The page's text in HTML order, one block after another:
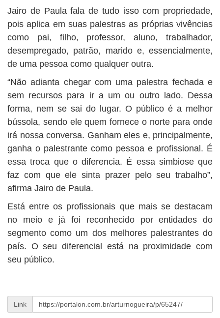
Jairo de Paula fala de tudo isso com propriedade,
pois aplica em suas palestras as próprias vivências
como pai, filho, professor, aluno, trabalhador,
desempregado, patrão, marido e, essencialmente,
de uma pessoa como qualquer outra.
“Não adianta chegar com uma palestra fechada e
sem recursos para ir a um ou outro lado. Dessa
forma, nem se sai do lugar. O público é a melhor
bússola, sendo ele quem fornece o norte para onde
irá nossa conversa. Ganham eles e, principalmente,
ganha o palestrante como pessoa e profissional. É
essa troca que o diferencia. É essa simbiose que
faz com que ele sinta prazer pelo seu trabalho”,
afirma Jairo de Paula.
Está entre os profissionais que mais se destacam
no meio e já foi reconhecido por entidades do
segmento como um dos melhores palestrantes do
país. O seu diferencial está na proximidade com
seu público.
Link